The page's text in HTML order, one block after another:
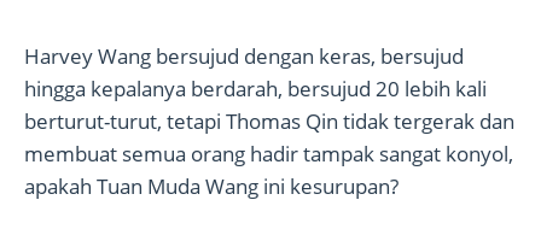
Harvey Wang bersujud dengan keras, bersujud
hingga kepalanya berdarah, bersujud 20 lebih kali
berturut-turut, tetapi Thomas Qin tidak tergerak dan
membuat semua orang hadir tampak sangat konyol,
apakah Tuan Muda Wang ini kesurupan?